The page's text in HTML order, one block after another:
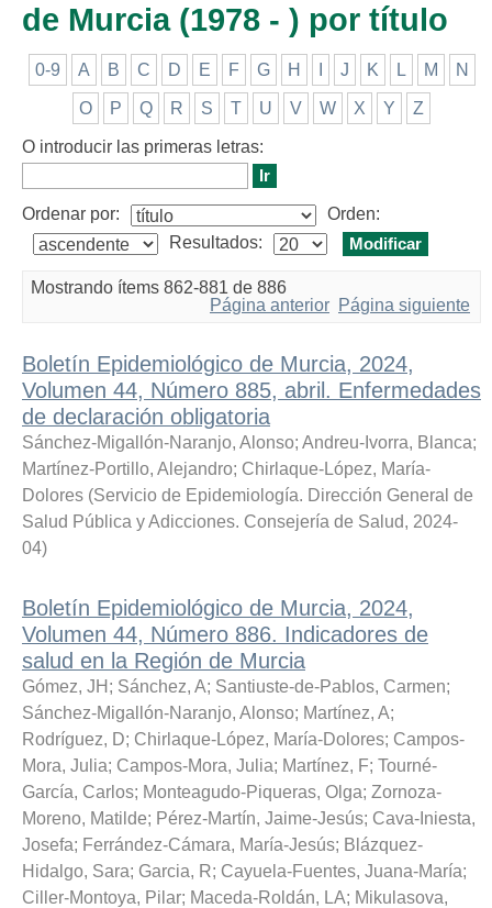
de Murcia (1978 - ) por título
0-9 A B C D E F G H J K L M N
O P Q R S T U V W X Y Z
O introducir las primeras letras:
Ordenar por:
Orden:
Resultados:
Mostrando ítems 862-881 de 886
Página anterior Página siguiente
Boletín Epidemiológico de Murcia, 2024,
Volumen 44, Número 885, abril. Enfermedades
de declaración obligatoria
Sánchez-Migallón-Naranjo, Alonso; Andreu-Ivorra, Blanca;
Martínez-Portillo, Alejandro; Chirlaque-López, María-
Dolores (Servicio de Epidemiología. Dirección General de
Salud Pública y Adicciones. Consejería de Salud, 2024-
04)
Boletín Epidemiológico de Murcia, 2024,
Volumen 44, Número 886. Indicadores de
salud en la Región de Murcia
Gómez, JH ; Sánchez, A; Santiuste-de-Pablos, Carmen;
Sánchez-Migallón-Naranjo, Alonso; Martínez, A;
Rodríguez, D; Chirlaque-López, María-Dolores; Campos-
Mora, Julia; Campos-Mora, Julia; Martínez, F; Tourné-
García, Carlos; Monteagudo-Piqueras, Olga; Zornoza-
Moreno, Matilde; Pérez-Martín, Jaime-Jesús; Cava-Iniesta,
Josefa; Ferrández-Cámara, María-Jesús; Blázquez-
Hidalgo, Sara; Garcia, R; Cayuela-Fuentes, Juana-María;
Ciller-Montoya, Pilar; Maceda-Roldán, LA; Mikulasova,